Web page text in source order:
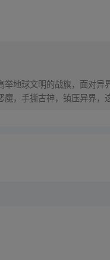
举地球文明的战旗，面对
，手撕古神，镇压异界，